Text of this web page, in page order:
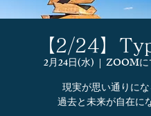
【2/24】
2月24日(水)
  |
ZOOMに
現実が思い通りに